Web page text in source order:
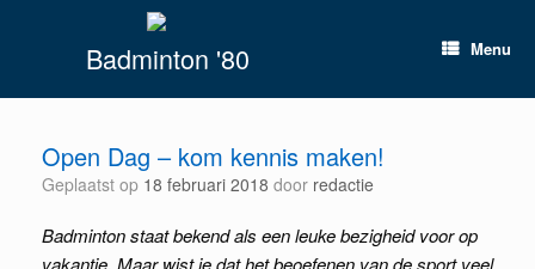
Badminton '80 Menu
Open Dag – kom kennis maken!
Geplaatst op 18 februari 2018 door redactie
Badminton staat bekend als een leuke bezigheid voor op
vakantie. Maar wist je dat het beoefenen van de sport veel